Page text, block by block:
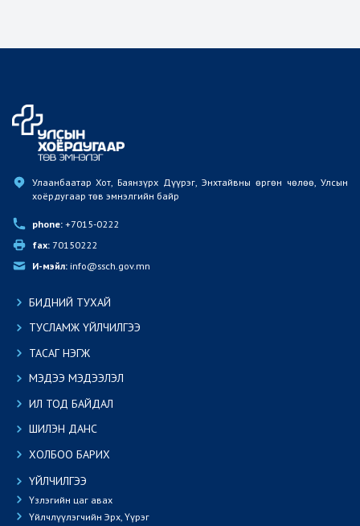
Улаанбаатар Хот, Баянзүрх Дүүрэг, Энхтайвны өргөн чөлөө, Улсын
хоёрдугаар төв эмнэлгийн байр
phone: +7015-0222
fax: 70150222
И-мэйл: info@ssch.gov.mn
БИДНИЙ ТУХАЙ
ТУСЛАМЖ ҮЙЛЧИЛГЭЭ
ТАСАГ НЭГЖ
МЭДЭЭ МЭДЭЭЛЭЛ
ИЛ ТОД БАЙДАЛ
ШИЛЭН ДАНС
ХОЛБОО БАРИХ
ҮЙЛЧИЛГЭЭ
Үзлэгийн цаг авах
Үйлчлүүлэгчийн Эрх, Үүрэг